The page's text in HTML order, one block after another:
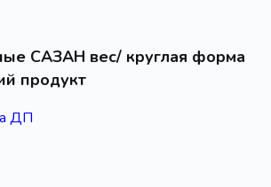
САЗАН вес/ круглая форма
продукт
ДП